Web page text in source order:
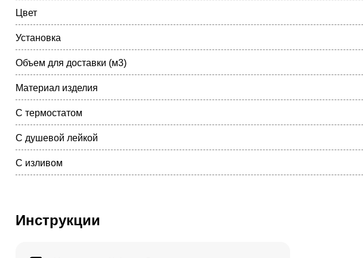
Цвет
Установка
Объем для доставки (м3)
Материал изделия
С термостатом
С душевой лейкой
С изливом
Инструкции